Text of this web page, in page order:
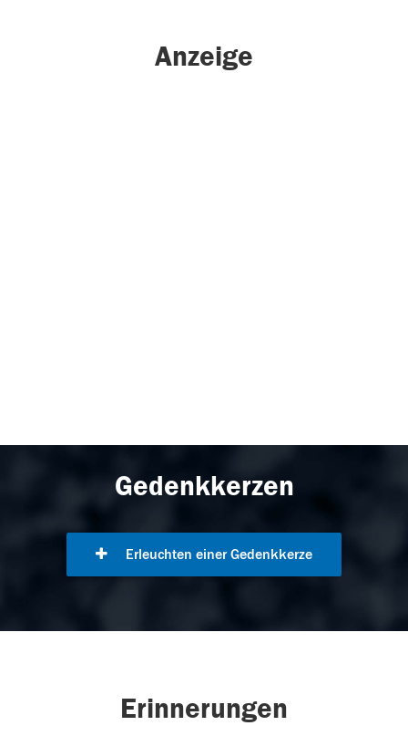
Anzeige
Gedenkkerzen
Erleuchten einer Gedenkkerze
Erinnerungen